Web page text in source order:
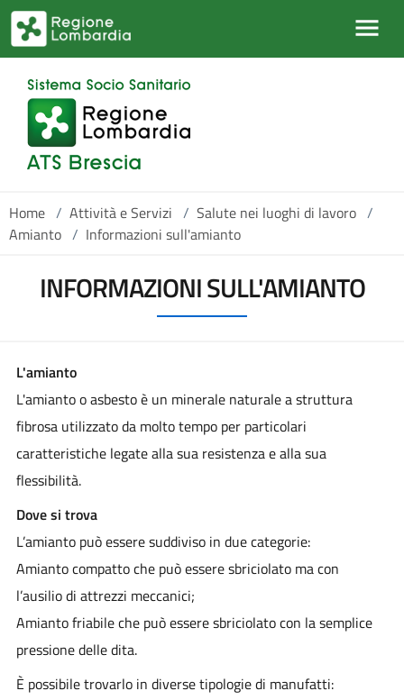
Salta al contenuto principale
Home / Attività e Servizi / Salute nei luoghi di lavoro /
Amianto / Informazioni sull'amianto
INFORMAZIONI SULL'AMIANTO
L'amianto
L'amianto o asbesto è un minerale naturale a struttura
fibrosa utilizzato da molto tempo per particolari
caratteristiche legate alla sua resistenza e alla sua
flessibilità.
Dove si trova
L’amianto può essere suddiviso in due categorie:
Amianto compatto che può essere sbriciolato ma con
l’ausilio di attrezzi meccanici;
Amianto friabile che può essere sbriciolato con la semplice
pressione delle dita.
È possibile trovarlo in diverse tipologie di manufatti: